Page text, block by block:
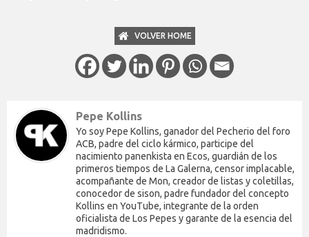
VOLVER HOME
Pepe Kollins
Yo soy Pepe Kollins, ganador del Pecherio del foro
ACB, padre del ciclo kármico, participe del
nacimiento panenkista en Ecos, guardián de los
primeros tiempos de La Galerna, censor implacable,
acompañante de Mon, creador de listas y coletillas,
conocedor de sison, padre fundador del concepto
Kollins en YouTube, integrante de la orden
oficialista de Los Pepes y garante de la esencia del
madridismo.